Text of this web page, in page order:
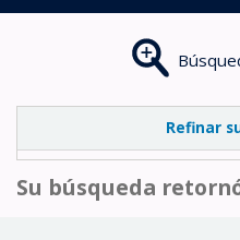
Refinar
Su búsqueda